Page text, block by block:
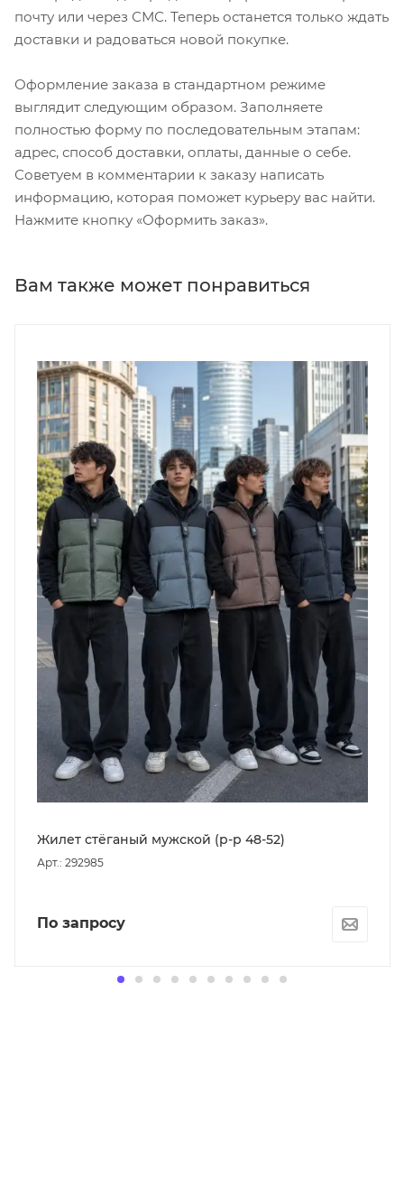
почту или через СМС. Теперь останется только ждать
доставки и радоваться новой покупке.
Оформление заказа в стандартном режиме
выглядит следующим образом. Заполняете
полностью форму по последовательным этапам:
адрес, способ доставки, оплаты, данные о себе.
Советуем в комментарии к заказу написать
информацию, которая поможет курьеру вас найти.
Нажмите кнопку «Оформить заказ».
Вам также может понравиться
Жилет стёганый мужской (р-р 48-52)
Арт.: 292985
По запросу